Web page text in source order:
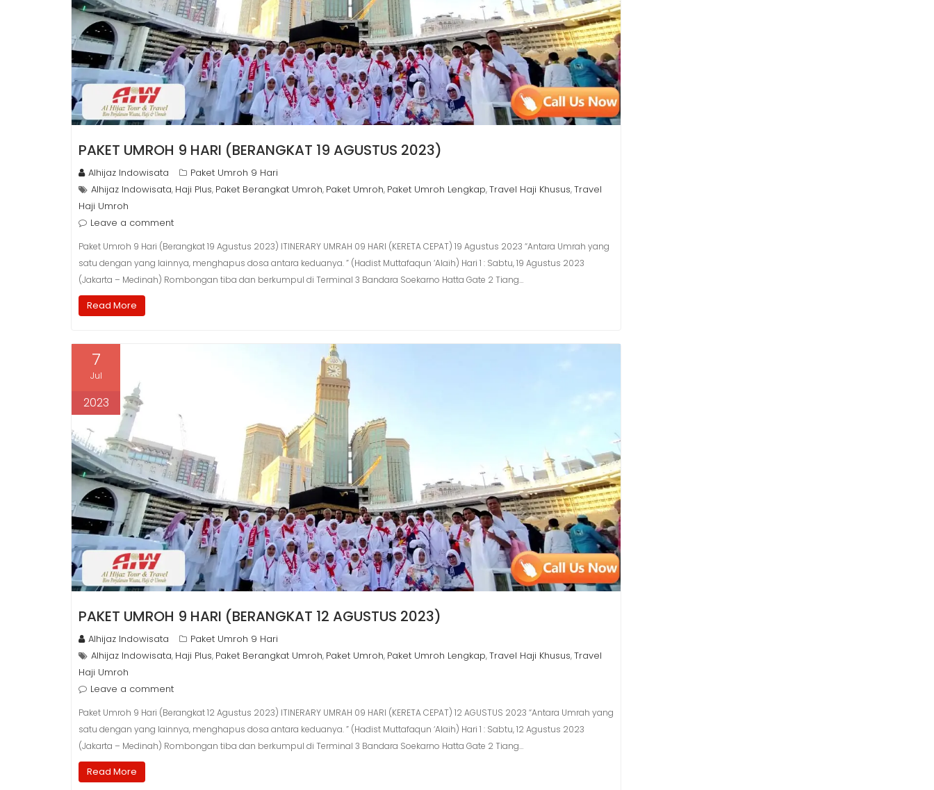
PAKET UMROH 9 HARI (BERANGKAT 19 AGUSTUS 2023)
Alhijaz Indowisata
Paket Umroh 9 Hari
Alhijaz Indowisata, Haji Plus, Paket Berangkat Umroh, Paket Umroh, Paket Umroh Lengkap,Travel Haji Khusus,Travel
Haji Umroh
Leave a comment
Paket Umroh 9 Hari (Berangkat 19 Agustus 2023) ITINERARY UMRAH 09 HARI (KERETA CEPAT) 19 Agustus 2023 “Antara Umrah yang
satu dengan yang lainnya, menghapus dosa antara keduanya. ” (Hadist Muttafaqun ‘Alaih) Hari 1 : Sabtu, 19 Agustus 2023
(Jakarta – Medinah) Rombongan tiba dan berkumpul di Terminal 3 Bandara Soekarno Hatta Gate 2 Tiang…
Read More
7
Jul
2023
PAKET UMROH 9 HARI (BERANGKAT 12 AGUSTUS 2023)
Alhijaz Indowisata
Paket Umroh 9 Hari
Alhijaz Indowisata, Haji Plus, Paket Berangkat Umroh, Paket Umroh, Paket Umroh Lengkap,Travel Haji Khusus,Travel
Haji Umroh
Leave a comment
Paket Umroh 9 Hari (Berangkat 12 Agustus 2023) ITINERARY UMRAH 09 HARI (KERETA CEPAT) 12 AGUSTUS 2023 “Antara Umrah yang
satu dengan yang lainnya, menghapus dosa antara keduanya. ” (Hadist Muttafaqun ‘Alaih) Hari 1 : Sabtu, 12 Agustus 2023
(Jakarta – Medinah) Rombongan tiba dan berkumpul di Terminal 3 Bandara Soekarno Hatta Gate 2 Tiang…
Read More